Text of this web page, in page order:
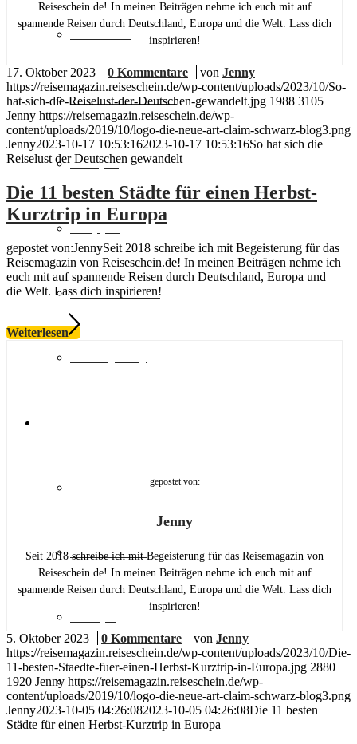
Freizeit & Action
Camping
Shopping
Natur & Aktiv
Deutschland
Fernreisen
Reiseschein.de! In meinen Beiträgen nehme ich euch mit auf
spannende Reisen durch Deutschland, Europa und die Welt. Lass dich
inspirieren!
17. Oktober 2023 0 Kommentare von Jenny
https://reisemagazin.reiseschein.de/wp-content/uploads/2023/10/So-
hat-sich-die-Reiselust-der-Deutschen-gewandelt.jpg 1988 3105
Jenny https://reisemagazin.reiseschein.de/wp-
content/uploads/2019/10/logo-die-neue-art-claim-schwarz-blog3.png
Jenny2023-10-17 10:53:162023-10-17 10:53:16So hat sich die
Reiselust der Deutschen gewandelt
Die 11 besten Städte für einen Herbst-
Kurztrip in Europa
gepostet von:JennySeit 2018 schreibe ich mit Begeisterung für das
Reisemagazin von Reiseschein.de! In meinen Beiträgen nehme ich
euch mit auf spannende Reisen durch Deutschland, Europa und
die Welt. Lass dich inspirieren!
Weiterlesen
gepostet von:
Jenny
Seit 2018 schreibe ich mit Begeisterung für das Reisemagazin von
Reiseschein.de! In meinen Beiträgen nehme ich euch mit auf
spannende Reisen durch Deutschland, Europa und die Welt. Lass dich
inspirieren!
5. Oktober 2023 0 Kommentare von Jenny
https://reisemagazin.reiseschein.de/wp-content/uploads/2023/10/Die-
11-besten-Staedte-fuer-einen-Herbst-Kurztrip-in-Europa.jpg 2880
1920 Jenny https://reisemagazin.reiseschein.de/wp-
content/uploads/2019/10/logo-die-neue-art-claim-schwarz-blog3.png
Jenny2023-10-05 04:26:082023-10-05 04:26:08Die 11 besten
Städte für einen Herbst-Kurztrip in Europa